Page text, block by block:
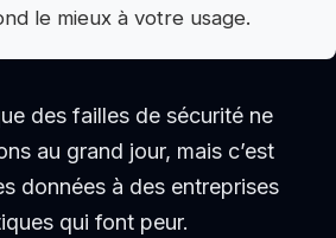
le mieux à votre usage.
des failles de sécurité ne
au grand jour, mais c’est
données à des entreprises
qui font peur.